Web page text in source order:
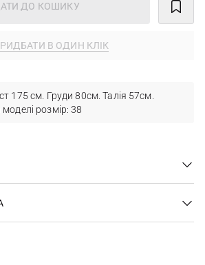
ДО КОШИКУ
В ОДИН КЛІК
175 см. Груди 80см. Талія 57см.
розмір: 38